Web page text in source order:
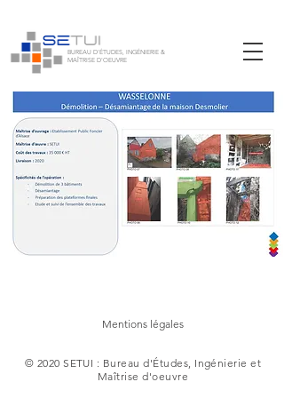
BUREAU D'ÉTUDES, INGÉNIERIE &
MAÎTRISE D'OEUVRE
Mentions légales
© 2020 SETUI : Bureau d'Études, Ingénierie et
Maîtrise d'oeuvre